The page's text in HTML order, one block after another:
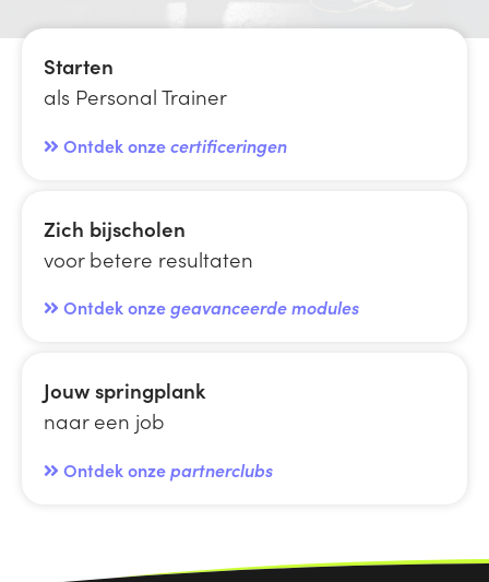
Starten
als Personal Trainer
Ontdek onzecertificeringen
Zich bijscholen
voor betere resultaten
Ontdek onzegeavanceerde modules
Jouw springplank
naar een job
Ontdek onzepartnerclubs